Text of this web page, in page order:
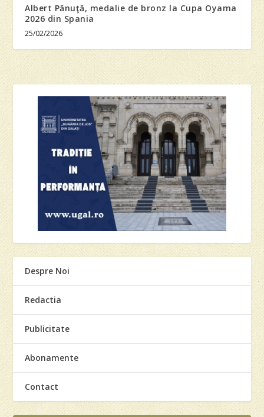
Albert Pănuţă, medalie de bronz la Cupa Oyama
2026 din Spania
25/02/2026
Despre Noi
Redactia
Publicitate
Abonamente
Contact